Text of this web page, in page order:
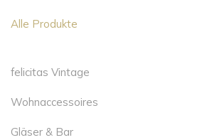
Alle Produkte
felicitas Vintage
Wohnaccessoires
Gläser & Bar